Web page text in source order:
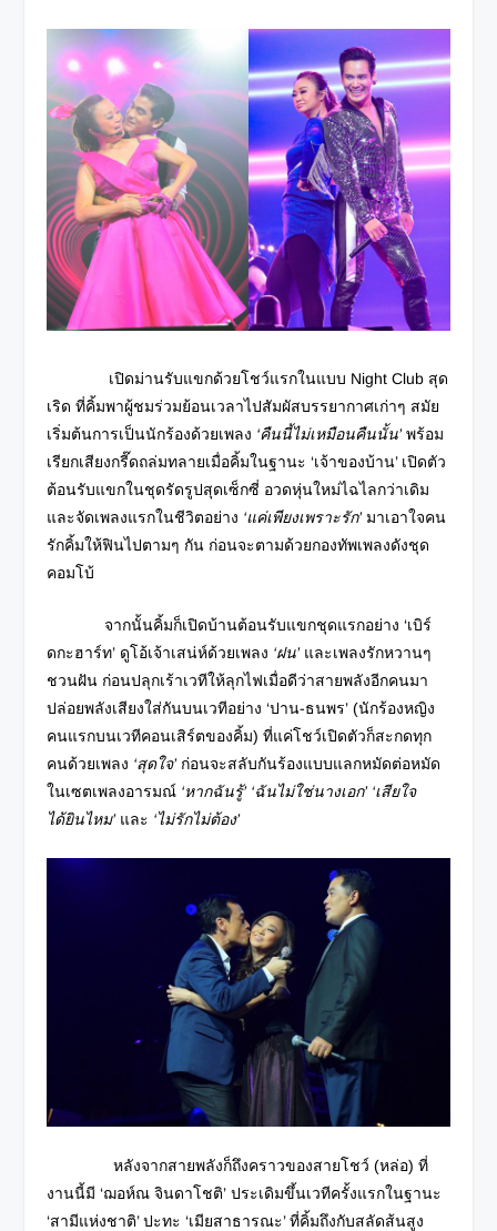
เปิดม่านรับแขกด้วยโชว์แรกในแบบ Night Club สุด
เริด ที่คิ้มพาผู้ชมร่วมย้อนเวลาไปสัมผัสบรรยากาศเก่าๆ สมัย
เริ่มต้นการเป็นนักร้องด้วยเพลง ‘คืนนี้ไม่เหมือนคืนนั้น’พร้อม
เรียกเสียงกรี๊ดถล่มทลายเมื่อคิ้มในฐานะ ‘เจ้าของบ้าน’ เปิดตัว
ต้อนรับแขกในชุดรัดรูปสุดเซ็กซี่ อวดหุ่นใหม่ไฉไลกว่าเดิม
และจัดเพลงแรกในชีวิตอย่าง ‘แค่เพียงเพราะรัก’มาเอาใจคน
รักคิ้มให้ฟินไปตามๆ กัน ก่อนจะตามด้วยกองทัพเพลงดังชุด
คอมโบ้
จากนั้นคิ้มก็เปิดบ้านต้อนรับแขกชุดแรกอย่าง ‘เบิร์
ดกะฮาร์ท’ ดูโอ้เจ้าเสน่ห์ด้วยเพลง ‘ฝน’และเพลงรักหวานๆ
ชวนฝัน ก่อนปลุกเร้าเวทีให้ลุกไฟเมื่อดีว่าสายพลังอีกคนมา
ปล่อยพลังเสียงใส่กันบนเวทีอย่าง ‘ปาน-ธนพร’ (นักร้องหญิง
คนแรกบนเวทีคอนเสิร์ตของคิ้ม) ที่แค่โชว์เปิดตัวก็สะกดทุก
คนด้วยเพลง ‘สุดใจ’ก่อนจะสลับกันร้องแบบแลกหมัดต่อหมัด
ในเซตเพลงอารมณ์ ‘หากฉันรู้’ ‘ฉันไม่ใช่นางเอก’ ‘เสียใจ
ได้ยินไหม’และ ‘ไม่รักไม่ต้อง’
หลังจากสายพลังก็ถึงคราวของสายโชว์ (หล่อ) ที่
งานนี้มี ‘ฌอห์ณ จินดาโชติ’ ประเดิมขึ้นเวทีครั้งแรกในฐานะ
‘สามีแห่งชาติ’ ปะทะ ‘เมียสาธารณะ’ ที่คิ้มถึงกับสลัดส้นสูง